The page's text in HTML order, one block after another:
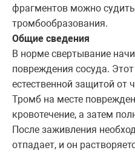
фрагментов можно судить
тромбообразования.
Общие сведения
В норме свертывание
повреждения сосуда.
естественной защитой от
Тромб на месте
кровотечение, а затем
После заживления
отпадает, и он